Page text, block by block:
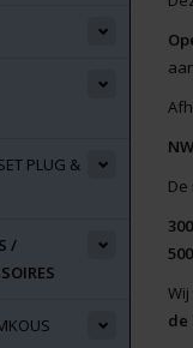
PLUG &
/
de